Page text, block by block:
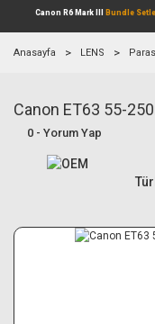
Canon R6
Anasayfa LENS
Canon ET63 55-
0 - Yorum Yap